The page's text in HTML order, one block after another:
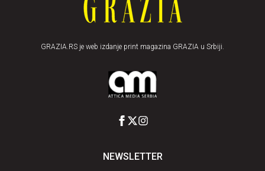
GRAZIA.RS je web izdanje print magazina GRAZIA u Srbiji.
NEWSLETTER